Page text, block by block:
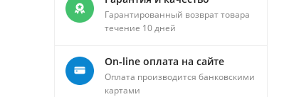
Гарантированный возврат товара
течение 10 дней
On-line оплата на сайте
Оплата производится банковскими
картами